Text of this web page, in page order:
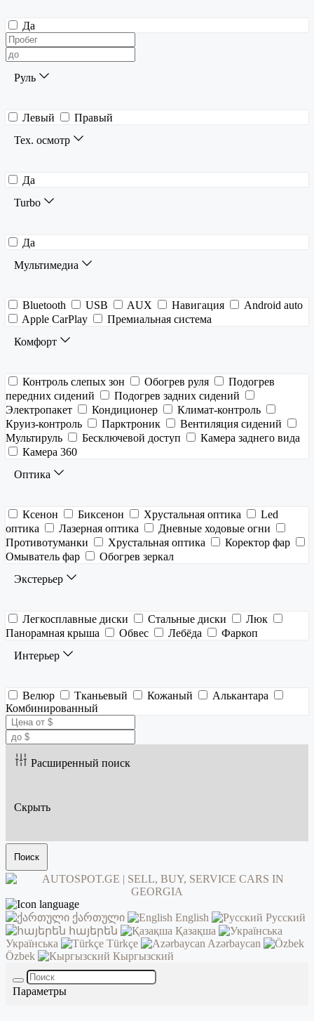
Да
Руль
Левый
Правый
Тех. осмотр
Да
Turbo
Да
Мультимедиа
Bluetooth USB AUX Навигация
Android auto
Apple CarPlay
Премиальная система
Комфорт
Контроль слепых зон Обогрев руля
Подогрев
передних сидений
Подогрев задних сидений
Электропакет
Кондиционер
Климат-контроль
Круиз-контроль
Парктроник
Вентиляция сидений
Мультируль
Бесключевой доступ
Камера заднего вида
Камера 360
Оптика
Ксенон Биксенон Хрустальная оптика
Led
оптика
Лазерная оптика
Дневные ходовые огни
Противотуманки
Хрустальная оптика
Коректор фар
Омыватель фар
Обогрев зеркал
Экстерьер
Легкосплавные диски Стальные диски
Люк
Панорамная крыша
Обвес Лебёда
Фаркоп
Интерьер
Велюр Тканьевый Кожаный
Алькантара
Комбинированный
Расширенный поиск
Скрыть
Поиск
ქართული English
Русский
հայերեն
Қазақша
Українська
Türkçe
Azərbaycan
Özbek
Кыргызский
Параметры